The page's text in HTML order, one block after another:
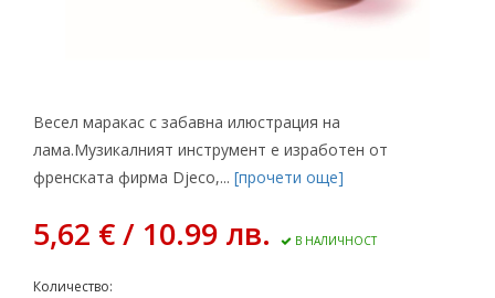
Весел маракас с забавна илюстрация на
лама.Музикалният инструмент е изработен от
френската фирма Djeco,... [прочети още]
5,62 € / 10.99 лв. В НАЛИЧНОСТ
Количество: